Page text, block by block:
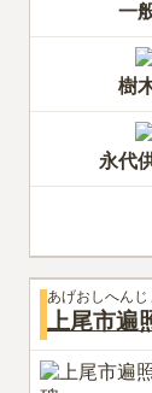
一
樹
永代
あげおしへんじ
上尾市遍